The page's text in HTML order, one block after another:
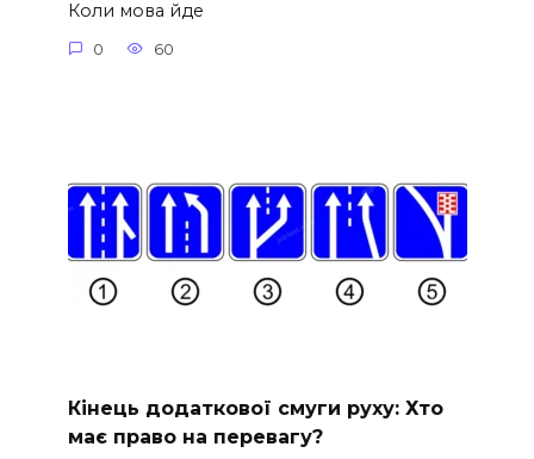
Коли мова йде
0 60
Кінець додаткової смуги руху: Хто
має право на перевагу?